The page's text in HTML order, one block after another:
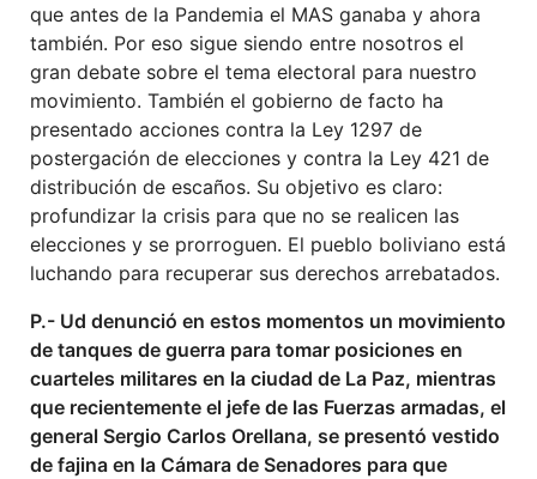
que antes de la Pandemia el MAS ganaba y ahora
también. Por eso sigue siendo entre nosotros el
gran debate sobre el tema electoral para nuestro
movimiento. También el gobierno de facto ha
presentado acciones contra la Ley 1297 de
postergación de elecciones y contra la Ley 421 de
distribución de escaños. Su objetivo es claro:
profundizar la crisis para que no se realicen las
elecciones y se prorroguen. El pueblo boliviano está
luchando para recuperar sus derechos arrebatados.
P.- Ud denunció en estos momentos un movimiento
de tanques de guerra para tomar posiciones en
cuarteles militares en la ciudad de La Paz, mientras
que recientemente el jefe de las Fuerzas armadas, el
general Sergio Carlos Orellana, se presentó vestido
de fajina en la Cámara de Senadores para que